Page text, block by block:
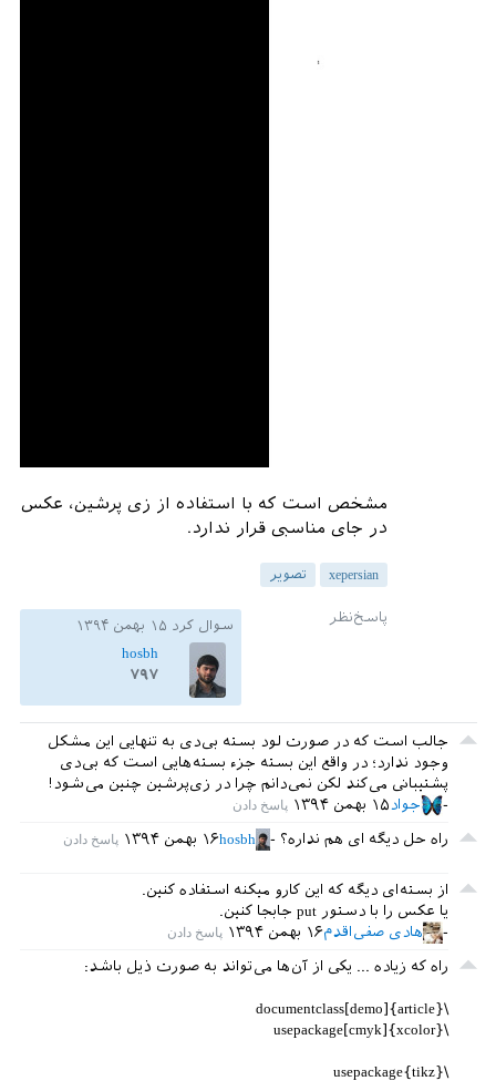
مشخص است که با استفاده از زی پرشین، عکس
در جای مناسبی قرار ندارد.
xepersian تصویر
سوال کرد ۱۵ بهمن ۱۳۹۴
hosbh
۷۹۷
جالب است که در صورت لود بسته بی‌دی به تنهایی این مشکل
وجود ندارد؛ در واقع این بسته جزء بسته‌هایی است که بی‌دی
پشتیبانی می‌کند لکن نمی‌دانم چرا در زی‌پرشین چنین می‌شود!
۱۵ بهمن ۱۳۹۴ جواد
راه حل دیگه ای هم نداره؟ ۱۶ بهمن ۱۳۹۴hosbh
از بسته‌ای دیگه که این کارو میکنه استفاده کنین.
یا عکس را با دستور put جابجا کنین.
۱۶ بهمن ۱۳۹۴هادی صفی‌اقدم
راه که زیاده ... یکی از آن‌ها می‌تواند به صورت ذیل باشد:
\documentclass[demo]{article}
\usepackage[cmyk]{xcolor}
\usepackage{tikz}